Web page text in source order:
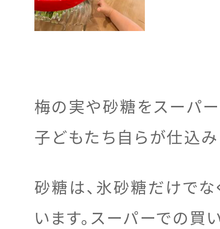
梅の実や砂糖をスーパ
子どもたち自らが仕込み
砂糖は、氷砂糖だけでな
います。スーパーでの買